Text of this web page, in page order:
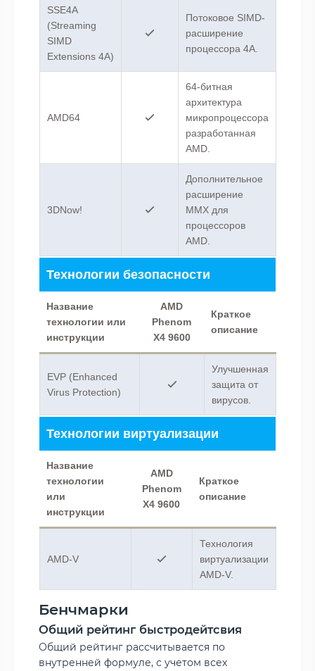
SSE4A
(Streaming
SIMD
Extensions 4A)
Потоковое SIMD-
расширение
процессора 4A.
AMD64
64-битная
архитектура
микропроцессора
разработанная
AMD.
3DNow!
Дополнительное
расширение
MMX для
процессоров
AMD.
Технологии безопасности
Название
технологии или
инструкции
AMD
Phenom
X4 9600
Краткое
описание
EVP (Enhanced
Virus Protection)
Улучшенная
защита от
вирусов.
Технологии виртуализации
Название
технологии
или
инструкции
AMD
Phenom
X4 9600
Краткое
описание
AMD-V
Технология
виртуализации
AMD-V.
Бенчмарки
Общий рейтинг быстродейтсвия
Общий рейтинг рассчитывается по
внутренней формуле, с учетом всех